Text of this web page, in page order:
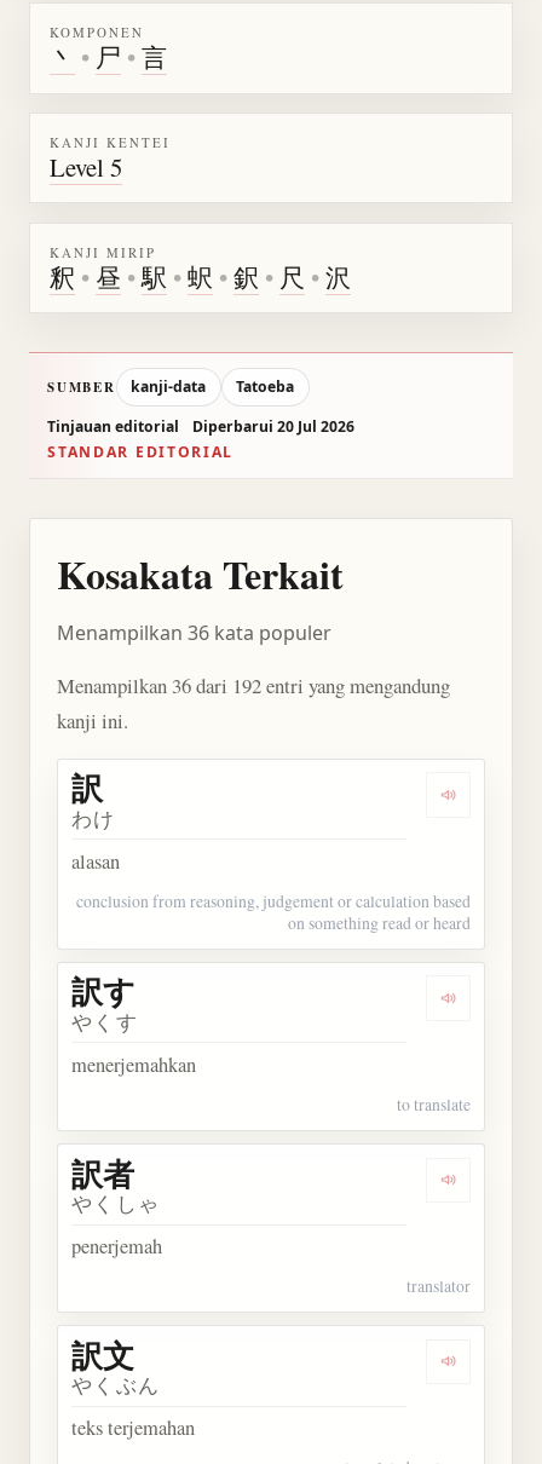
KOMPONEN
丶 • 尸 •言
KANJI KENTEI
Level 5
KANJI MIRIP
釈 • 昼 •駅 •蚇 •鈬 • 尺 •沢
SUMBER kanji-data
Tatoeba
Tinjauan editorial
Diperbarui 20 Jul 2026
STANDAR EDITORIAL
Kosakata Terkait
Menampilkan 36 kata populer
Menampilkan 36 dari 192 entri yang mengandung
kanji ini.
Dengarkan
訳
わけ
alasan
conclusion from reasoning, judgement or calculation based
on something read or heard
Dengarkan
訳す
やくす
menerjemahkan
to translate
Dengarkan
訳者
やくしゃ
penerjemah
translator
Dengarkan
訳文
やくぶん
teks terjemahan